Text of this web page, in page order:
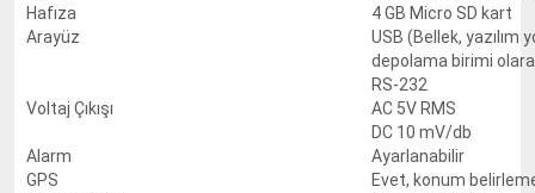
Hafıza
4 GB Micro SD kart
Arayüz
USB (Bellek, yazılım
depolama birimi
RS-232
Voltaj Çıkışı
AC 5V RMS
DC 10 mV/db
Alarm
Ayarlanabilir
GPS
Evet, konum belirleme